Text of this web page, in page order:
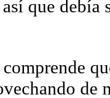
que